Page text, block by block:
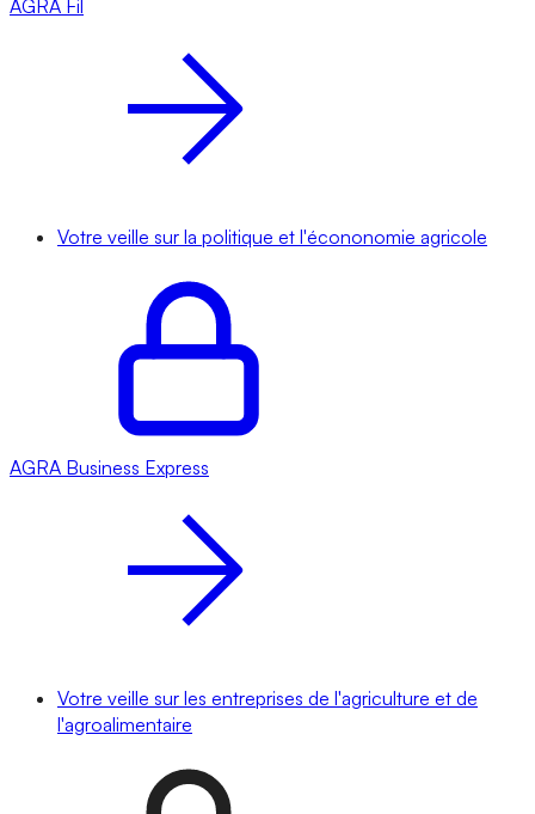
AGRA Fil
Votre veille sur la politique et l'écononomie agricole
AGRA Business Express
Votre veille sur les entreprises de l'agriculture et de
l'agroalimentaire